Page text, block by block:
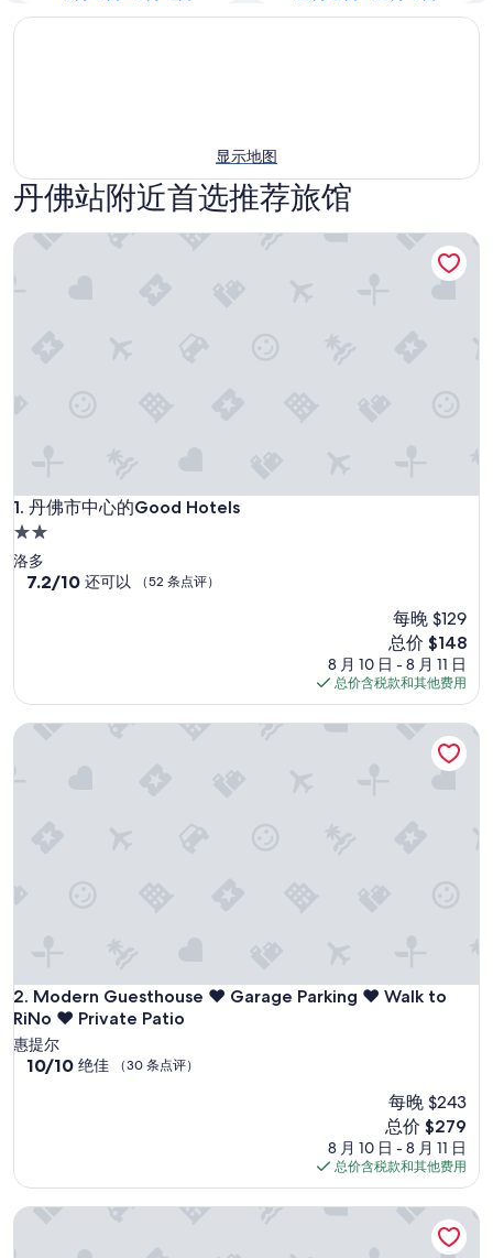
显示地图
丹佛站附近首选推荐旅馆
1. 丹佛市中心的Good Hotels
丹佛市中心的Good Hotels
2.0
星
住
洛多
7.2
7.2/10 还可以 （52 条点评）
每晚 $129
新
价
格
$148
总价 $148
8 月 10 日 - 8 月 11 日
总价含税款和其他费用
丹佛市中心的Good Hotels
2. Modern Guesthouse ♥ Garage Parking ♥ Walk to
RiNo ♥ Private Patio
Modern Guesthouse ♥ Garage Parking ♥ Walk to RiNo ♥
惠提尔
10.0
佳，
（30
10/10 绝佳 （30 条点评）
每晚 $243
新
价
格
$279
总价 $279
8 月 10 日 - 8 月 11 日
总价含税款和其他费用
Modern Guesthouse ♥ Garage Parking ♥ Walk to RiNo ♥
Private Highlands 1BR | Vaulted Ceilings